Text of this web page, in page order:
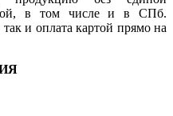
в том числе и в СПб.
и оплата картой прямо на